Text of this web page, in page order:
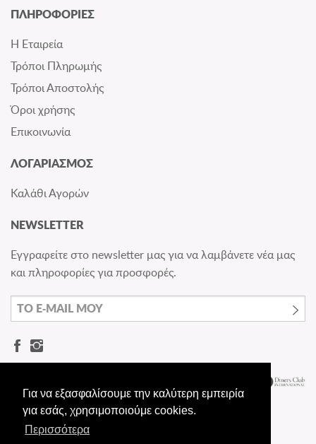
Για να εξασφαλίσουμε την καλύτερη εμπειρία
για εσάς, χρησιμοποιούμε cookies.
Περισσότερα
ΠΛΗΡΟΦΟΡΙΕΣ
Η Εταιρεία
Τρόποι Πληρωμής
Τρόποι Αποστολής
Όροι χρήσης
Επικοινωνία
ΛΟΓΑΡΙΑΣΜΟΣ
Καλάθι Αγορών
NEWSLETTER
Εγγραφείτε στο newsletter μας για να λαμβάνετε νέα μας
και πληροφορίες για προσφορές.